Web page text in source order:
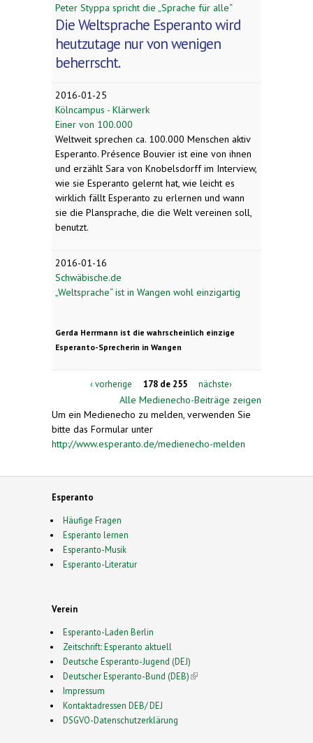
Peter Styppa spricht die „Sprache für alle“
Die Weltsprache Esperanto wird
heutzutage nur von wenigen
beherrscht.
2016-01-25
Kölncampus - Klärwerk
Einer von 100.000
Weltweit sprechen ca. 100.000 Menschen aktiv
Esperanto. Présence Bouvier ist eine von ihnen
und erzählt Sara von Knobelsdorff im Interview,
wie sie Esperanto gelernt hat, wie leicht es
wirklich fällt Esperanto zu erlernen und wann
sie die Plansprache, die die Welt vereinen soll,
benutzt.
2016-01-16
Schwäbische.de
„Weltsprache“ ist in Wangen wohl einzigartig
Gerda Herrmann ist die wahrscheinlich einzige
Esperanto-Sprecherin in Wangen
‹ vorherige 178 de 255 nächste›
Alle Medienecho-Beiträge zeigen
Um ein Medienecho zu melden, verwenden Sie
bitte das Formular unter
http://www.esperanto.de/medienecho-melden
Esperanto
Häufige Fragen
Esperanto lernen
Esperanto-Musik
Esperanto-Literatur
Verein
Esperanto-Laden Berlin
Zeitschrift: Esperanto aktuell
Deutsche Esperanto-Jugend (DEJ)
Deutscher Esperanto-Bund (DEB)(link is external)
Impressum
Kontaktadressen DEB/ DEJ
DSGVO-Datenschutzerklärung